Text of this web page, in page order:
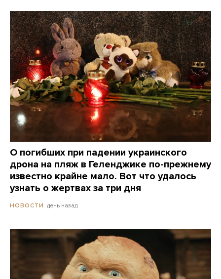
О погибших при падении украинского
дрона на пляж в Геленджике по-прежнему
известно крайне мало. Вот что удалось
узнать о жертвах за три дня
НОВОСТИ день назад